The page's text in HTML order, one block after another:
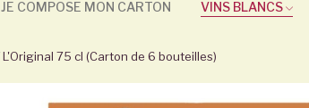
JE COMPOSE MON CARTON VINS BLANCS
L'Original 75 cl (Carton de 6 bouteilles)